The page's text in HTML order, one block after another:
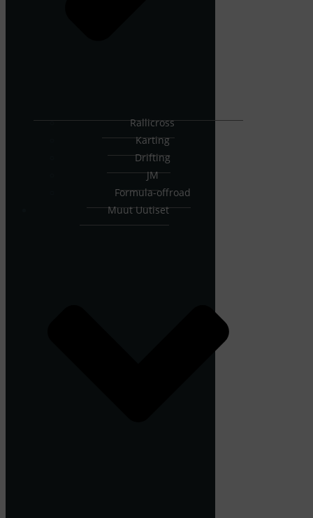
Rallicross
Karting
Drifting
JM
Formula-offroad
Muut Uutiset